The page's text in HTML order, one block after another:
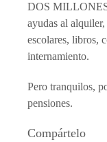
DOS
ayudas al
escolares, libros,
internamiento.
Pero tranquilos,
pensiones.
Compártelo